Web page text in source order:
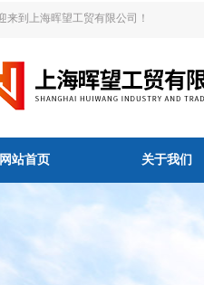
来到上海晖望工贸有限公司！
网站首页 关于我们